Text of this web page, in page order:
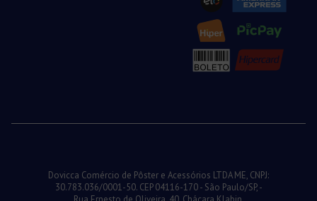
Dovicca Comércio de Pôster e Acessórios LTDA ME, CNPJ:
30.783.036/0001-50. CEP 04116-170 - São Paulo/SP, -